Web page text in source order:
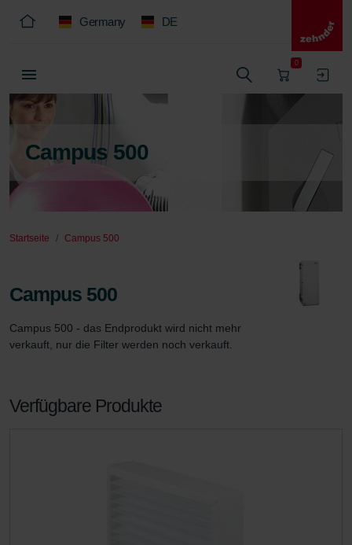
Germany DE
0
Campus 500
Startseite Campus 500
Campus 500
Campus 500 - das Endprodukt wird nicht mehr
verkauft, nur die Filter werden noch verkauft.
Verfügbare Produkte